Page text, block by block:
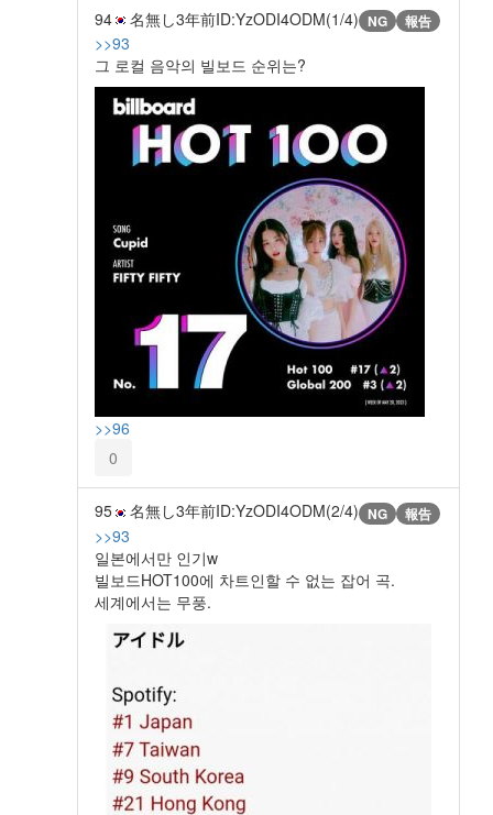
94 名無し3年前ID:YzODI4ODM(1/4) NG 報告
>>93
그 로컬 음악의 빌보드 순위는?
>>96
0
95 名無し3年前ID:YzODI4ODM(2/4) NG 報告
>>93
일본에서만 인기w
빌보드HOT100에 차트인할 수 없는 잡어 곡.
세계에서는 무풍.